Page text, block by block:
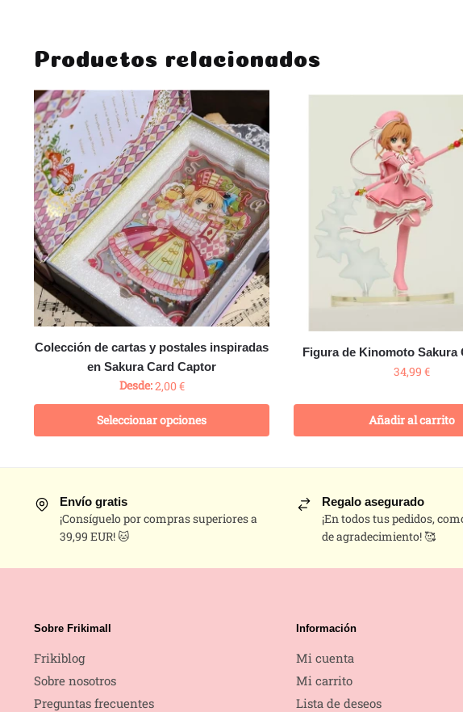
Productos relacionados
Colección de cartas y postales inspiradas
en Sakura Card Captor
Desde:2,00€
Seleccionar opciones
Figura de Kinomoto Sakura
34,99€
Añadir al carrito
Envío gratis
¡Consíguelo por compras superiores a
39,99 EUR! 🐱
Regalo asegurado
¡En todos tus pedidos,
de agradecimiento! 🥰
Sobre Frikimall
Frikiblog
Sobre nosotros
Preguntas frecuentes
Información
Mi cuenta
Mi carrito
Lista de deseos